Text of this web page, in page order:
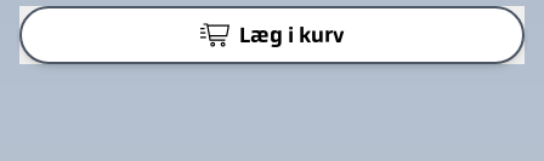
Læg i kurv